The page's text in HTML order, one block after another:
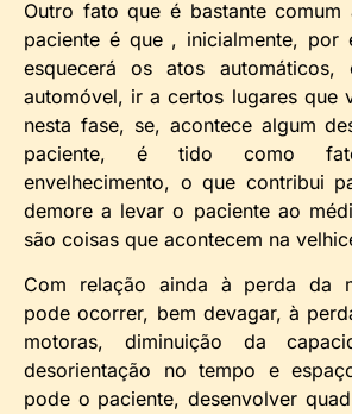
Outro fato que é bastante comum
paciente é que , inicialmente, por
esquecerá os atos
automóvel, ir a certos lugares que
nesta fase, se, acontece algum
paciente, é tido como
envelhecimento, o que contribui
demore a levar o paciente ao
são coisas que acontecem na
Com relação ainda à perda da
pode ocorrer, bem devagar, à
motoras, diminuição da
desorientação no tempo e
pode o paciente, desenvolver